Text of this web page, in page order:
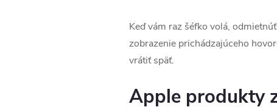
Keď vám raz šéfko volá,
zobrazenie prichádzajúceho
vrátiť späť.
Apple produkty